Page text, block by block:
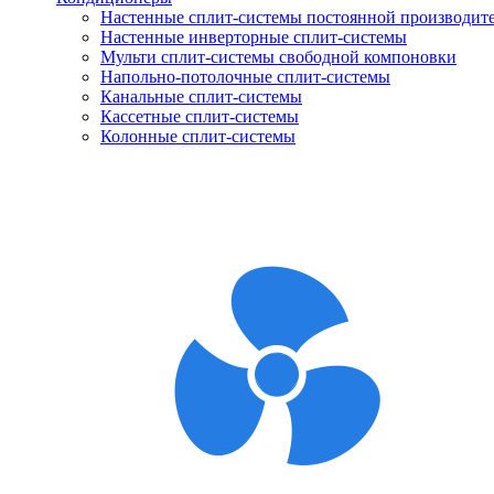
Настенные сплит-системы постоянной
Настенные инверторные сплит-системы
Мульти сплит-системы свободной компоновки
Напольно-потолочные сплит-системы
Канальные сплит-системы
Кассетные сплит-системы
Колонные сплит-системы